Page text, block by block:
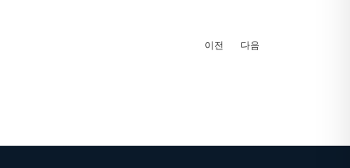
이전 다음